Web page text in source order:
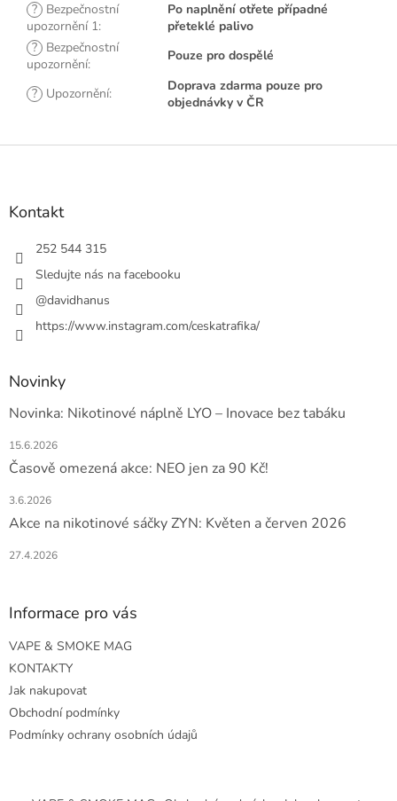
? Bezpečnostní
upozornění 1:
Po naplnění otřete případné
přeteklé palivo
? Bezpečnostní
upozornění:
Pouze pro dospělé
? Upozornění:
Doprava zdarma pouze pro
objednávky v ČR
Z
Kontakt
252 544 315
Sledujte nás na facebooku
@davidhanus
https://www.instagram.com/ceskatrafika/
Novinky
Novinka: Nikotinové náplně LYO – Inovace bez tabáku
15.6.2026
Časově omezená akce: NEO jen za 90 Kč!
3.6.2026
Akce na nikotinové sáčky ZYN: Květen a červen 2026
27.4.2026
Informace pro vás
VAPE & SMOKE MAG
KONTAKTY
Jak nakupovat
Obchodní podmínky
Podmínky ochrany osobních údajů